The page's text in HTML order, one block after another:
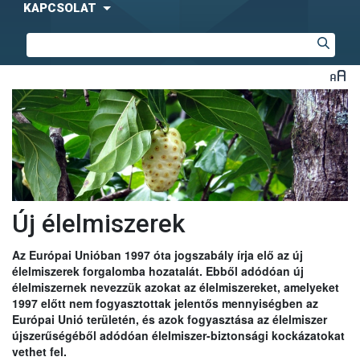
KAPCSOLAT
Új élelmiszerek
Az Európai Unióban 1997 óta jogszabály írja elő az új
élelmiszerek forgalomba hozatalát. Ebből adódóan új
élelmiszernek nevezzük azokat az élelmiszereket, amelyeket
1997 előtt nem fogyasztottak jelentős mennyiségben az
Európai Unió területén, és azok fogyasztása az élelmiszer
újszerűségéből adódóan élelmiszer-biztonsági kockázatokat
vethet fel.